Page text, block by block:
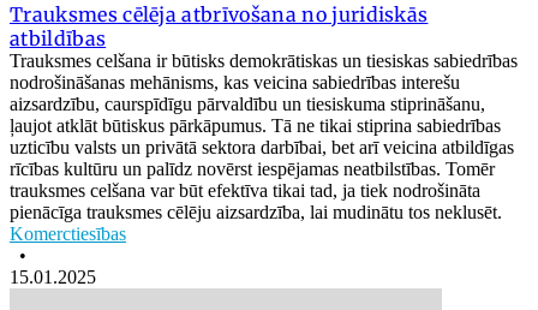
Trauksmes cēlēja atbrīvošana no juridiskās
atbildības
Trauksmes celšana ir būtisks demokrātiskas un tiesiskas sabiedrības
nodrošināšanas mehānisms, kas veicina sabiedrības interešu
aizsardzību, caurspīdīgu pārvaldību un tiesiskuma stiprināšanu,
ļaujot atklāt būtiskus pārkāpumus. Tā ne tikai stiprina sabiedrības
uzticību valsts un privātā sektora darbībai, bet arī veicina atbildīgas
rīcības kultūru un palīdz novērst iespējamas neatbilstības. Tomēr
trauksmes celšana var būt efektīva tikai tad, ja tiek nodrošināta
pienācīga trauksmes cēlēju aizsardzība, lai mudinātu tos neklusēt.
Komerctiesības
•
15.01.2025